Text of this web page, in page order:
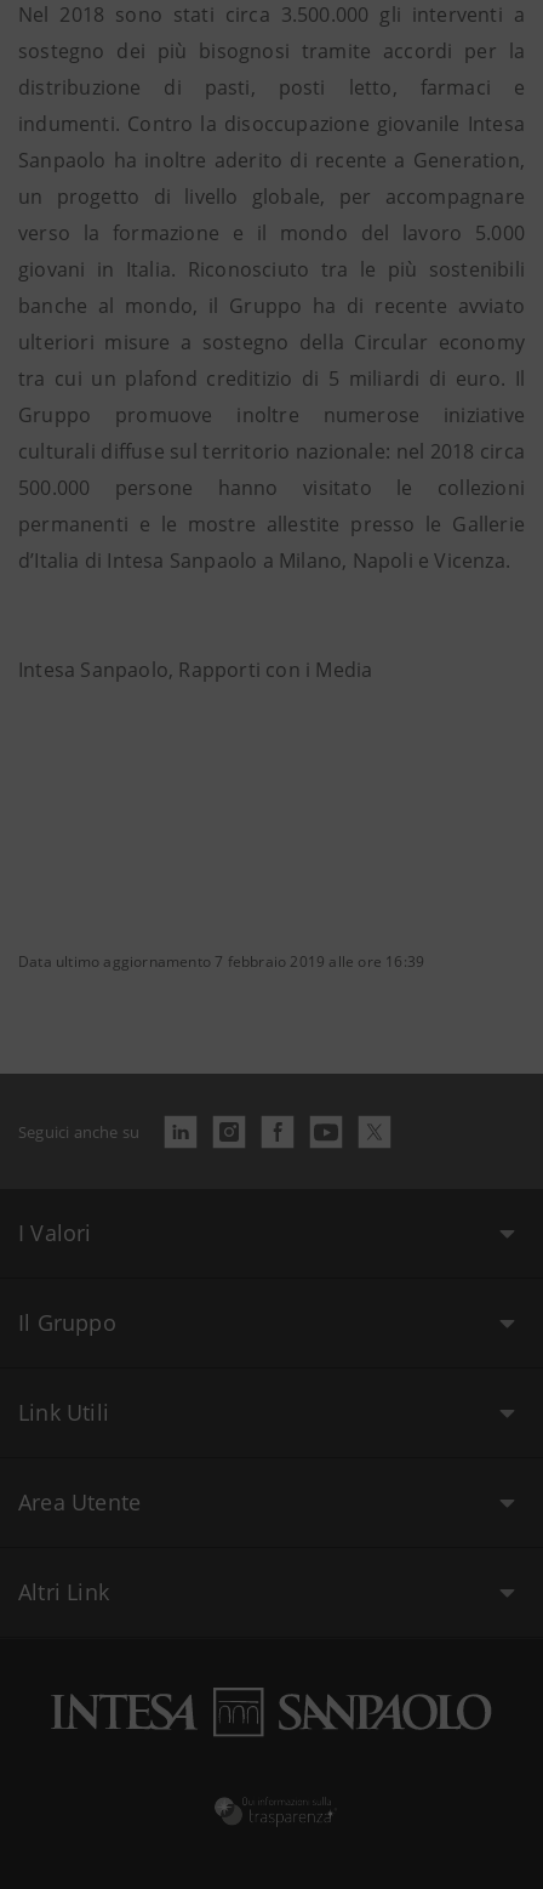
Nel 2018 sono stati circa 3.500.000 gli interventi a
sostegno dei più bisognosi tramite accordi per la
distribuzione di pasti, posti letto, farmaci e
indumenti. Contro la disoccupazione giovanile Intesa
Sanpaolo ha inoltre aderito di recente a Generation,
un progetto di livello globale, per accompagnare
verso la formazione e il mondo del lavoro 5.000
giovani in Italia. Riconosciuto tra le più sostenibili
banche al mondo, il Gruppo ha di recente avviato
ulteriori misure a sostegno della Circular economy
tra cui un plafond creditizio di 5 miliardi di euro. Il
Gruppo promuove inoltre numerose iniziative
culturali diffuse sul territorio nazionale: nel 2018 circa
500.000 persone hanno visitato le collezioni
permanenti e le mostre allestite presso le Gallerie
d’Italia di Intesa Sanpaolo a Milano, Napoli e Vicenza.
Intesa Sanpaolo, Rapporti con i Media
Data ultimo aggiornamento 7 febbraio 2019 alle ore 16:39
Seguici anche su
I Valori
Il Gruppo
Link Utili
Area Utente
Altri Link